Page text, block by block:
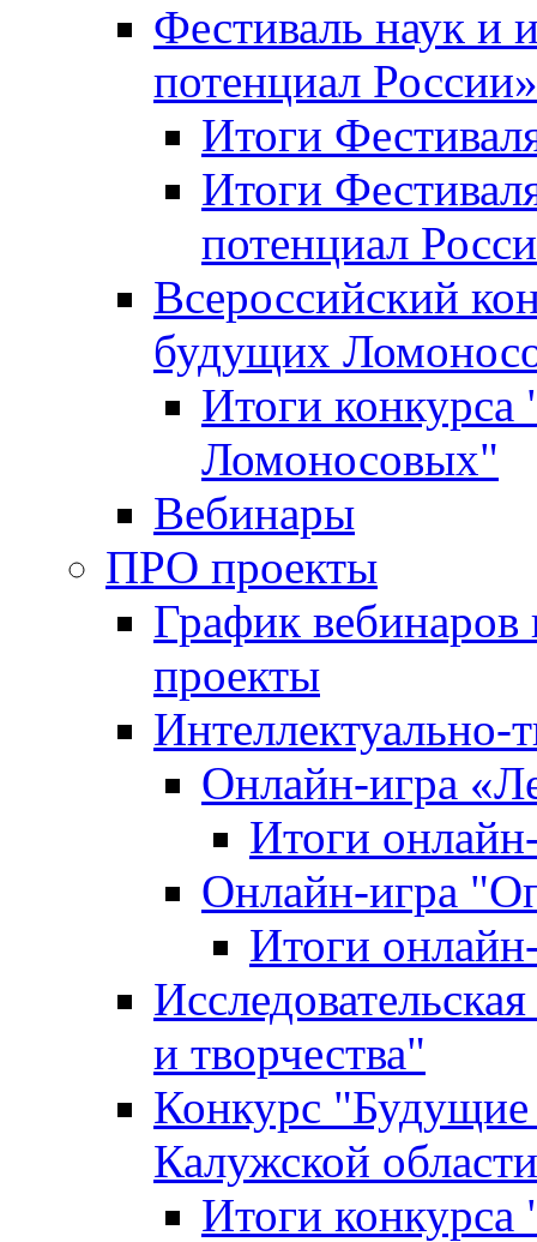
Фестиваль наук и
потенциал России»
Итоги
Итоги
потенциал
Всероссийский
будущих
Итоги
Ломоносовых"
Вебинары
ПРО проекты
График
проекты
Интеллектуально-
Онлайн-игра
Итоги
Онлайн-игра
Итоги
и творчества"
Конкурс
Калужской области
Итоги